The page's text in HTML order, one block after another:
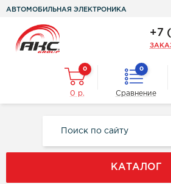
АВТОМОБИЛЬНАЯ ЭЛЕКТРОНИКА
+7
0
0 р.
0
Сравнение
КАТАЛОГ